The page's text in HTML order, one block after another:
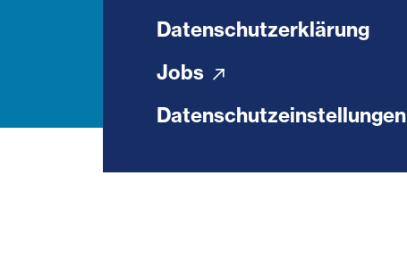
Datenschutzerklärung
Jobs
Datenschutzeinstellungen